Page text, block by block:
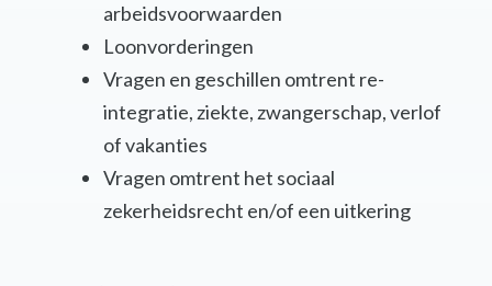
arbeidsvoorwaarden
Loonvorderingen
Vragen en geschillen omtrent re-
integratie, ziekte, zwangerschap, verlof
of vakanties
Vragen omtrent het sociaal
zekerheidsrecht en/of een uitkering